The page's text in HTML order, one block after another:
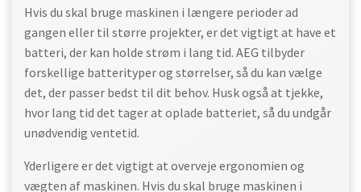
Hvis du skal bruge maskinen i længere perioder ad
gangen eller til større projekter, er det vigtigt at have et
batteri, der kan holde strøm i lang tid. AEG tilbyder
forskellige batterityper og størrelser, så du kan vælge
det, der passer bedst til dit behov. Husk også at tjekke,
hvor lang tid det tager at oplade batteriet, så du undgår
unødvendig ventetid.
Yderligere er det vigtigt at overveje ergonomien og
vægten af maskinen. Hvis du skal bruge maskinen i